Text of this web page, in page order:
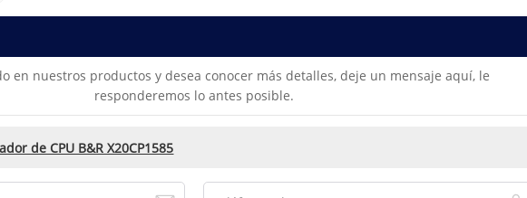
en nuestros productos y desea conocer más detalles, deje un mensaje aquí, le
responderemos lo antes posible.
de CPU B&R X20CP1585